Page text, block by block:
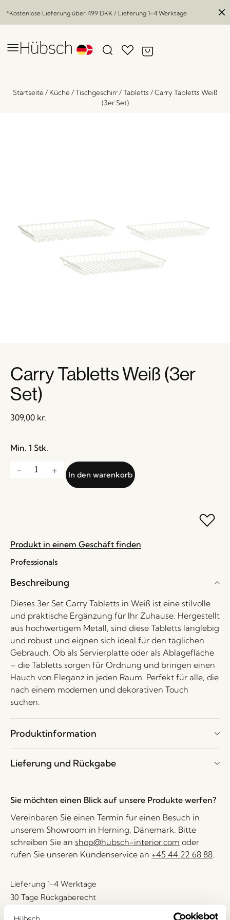
*Kostenlose Lieferung über 499 DKK / Lieferung 1-4 Werktage
Startseite/ Küche/Tischgeschirr/Tabletts /Carry Tabletts Weiß
(3er Set)
Carry Tabletts Weiß (3er
Set)
309,00 kr.
Min. 1 Stk.
In den warenkorb
Produkt in einem Geschäft finden
Professionals
Beschreibung
Dieses 3er Set Carry Tabletts in Weiß ist eine stilvolle
und praktische Ergänzung für Ihr Zuhause. Hergestellt
aus hochwertigem Metall, sind diese Tabletts langlebig
und robust und eignen sich ideal für den täglichen
Gebrauch. Ob als Servierplatte oder als Ablagefläche
– die Tabletts sorgen für Ordnung und bringen einen
Hauch von Eleganz in jeden Raum. Perfekt für alle, die
nach einem modernen und dekorativen Touch
suchen.
Produktinformation
Lieferung und Rückgabe
Sie möchten einen Blick auf unsere Produkte werfen?
Vereinbaren Sie einen Termin für einen Besuch in
unserem Showroom in Herning, Dänemark. Bitte
schreiben Sie an shop@hubsch-interior.com oder
rufen Sie unseren Kundenservice an +45 44 22 68 88.
Lieferung 1-4 Werktage
30 Tage Rückgaberecht